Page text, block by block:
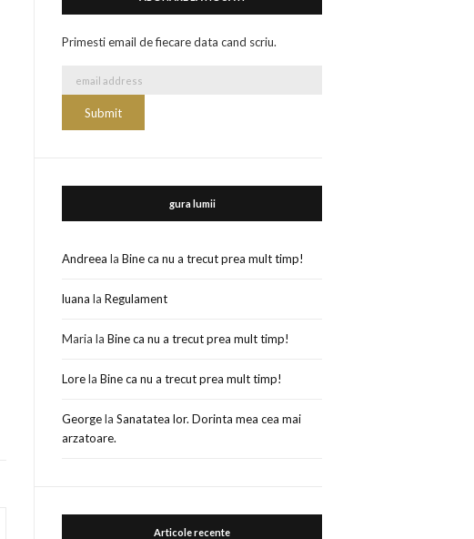
Primesti email de fiecare data cand scriu.
gura lumii
Andreea laBine ca nu a trecut prea mult timp!
luana laRegulament
Maria laBine ca nu a trecut prea mult timp!
LorelaBine ca nu a trecut prea mult timp!
GeorgelaSanatatea lor. Dorinta mea cea mai
arzatoare.
Articole recente